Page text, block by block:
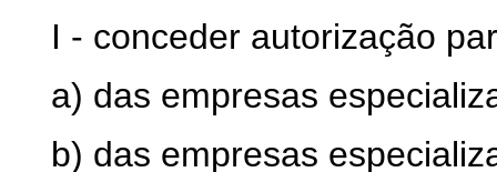
I - conceder autorização
a) das empresas
b) das empresas